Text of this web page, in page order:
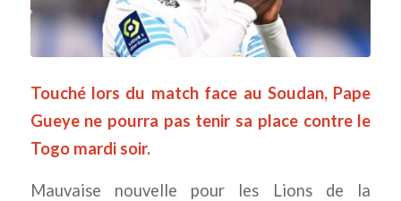
Touché lors du match face au Soudan, Pape
Gueye ne pourra pas tenir sa place contre le
Togo mardi soir.
Mauvaise nouvelle pour les Lions de la